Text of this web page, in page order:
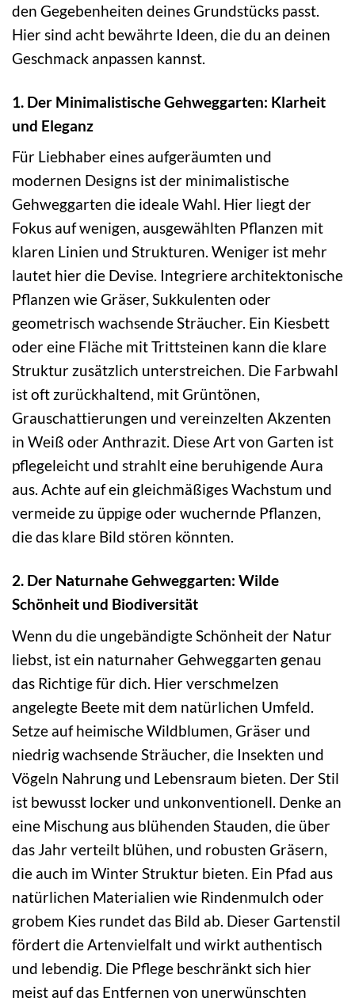
den Gegebenheiten deines Grundstücks passt.
Hier sind acht bewährte Ideen, die du an deinen
Geschmack anpassen kannst.
1. Der Minimalistische Gehweggarten: Klarheit
und Eleganz
Für Liebhaber eines aufgeräumten und
modernen Designs ist der minimalistische
Gehweggarten die ideale Wahl. Hier liegt der
Fokus auf wenigen, ausgewählten Pflanzen mit
klaren Linien und Strukturen. Weniger ist mehr
lautet hier die Devise. Integriere architektonische
Pflanzen wie Gräser, Sukkulenten oder
geometrisch wachsende Sträucher. Ein Kiesbett
oder eine Fläche mit Trittsteinen kann die klare
Struktur zusätzlich unterstreichen. Die Farbwahl
ist oft zurückhaltend, mit Grüntönen,
Grauschattierungen und vereinzelten Akzenten
in Weiß oder Anthrazit. Diese Art von Garten ist
pflegeleicht und strahlt eine beruhigende Aura
aus. Achte auf ein gleichmäßiges Wachstum und
vermeide zu üppige oder wuchernde Pflanzen,
die das klare Bild stören könnten.
2. Der Naturnahe Gehweggarten: Wilde
Schönheit und Biodiversität
Wenn du die ungebändigte Schönheit der Natur
liebst, ist ein naturnaher Gehweggarten genau
das Richtige für dich. Hier verschmelzen
angelegte Beete mit dem natürlichen Umfeld.
Setze auf heimische Wildblumen, Gräser und
niedrig wachsende Sträucher, die Insekten und
Vögeln Nahrung und Lebensraum bieten. Der Stil
ist bewusst locker und unkonventionell. Denke an
eine Mischung aus blühenden Stauden, die über
das Jahr verteilt blühen, und robusten Gräsern,
die auch im Winter Struktur bieten. Ein Pfad aus
natürlichen Materialien wie Rindenmulch oder
grobem Kies rundet das Bild ab. Dieser Gartenstil
fördert die Artenvielfalt und wirkt authentisch
und lebendig. Die Pflege beschränkt sich hier
meist auf das Entfernen von unerwünschten